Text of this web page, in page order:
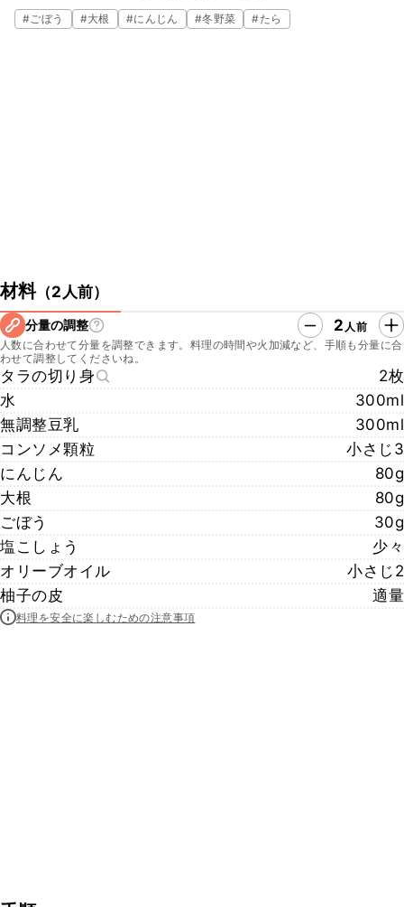
なってます。
#ごぼう #大根 #にんじん #冬野菜 #たら
材料（2人前）
分量の調整 2 人前
人数に合わせて分量を調整できます。料理の時間や火加減など、手順も分量に合
わせて調整してくださいね。
タラの切り身
2枚
水
300ml
無調整豆乳
300ml
コンソメ顆粒
小さじ3
にんじん
80g
大根
80g
ごぼう
30g
塩こしょう
少々
オリーブオイル
小さじ2
柚子の皮
適量
料理を安全に楽しむための注意事項